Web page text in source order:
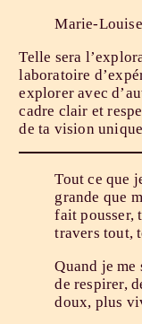
Marie-
Telle sera
laboratoire
explorer avec
cadre clair et
de ta vision
Tout ce que
grande que
fait pousser,
travers tout,
Quand je me
de respirer,
doux, plus